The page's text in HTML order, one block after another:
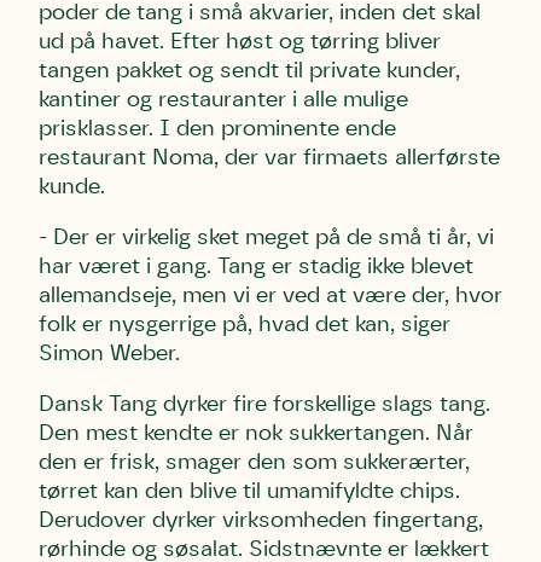
poder de tang i små akvarier, inden det skal
ud på havet. Efter høst og tørring bliver
tangen pakket og sendt til private kunder,
kantiner og restauranter i alle mulige
prisklasser. I den prominente ende
restaurant Noma, der var firmaets allerførste
kunde.
- Der er virkelig sket meget på de små ti år, vi
har været i gang. Tang er stadig ikke blevet
allemandseje, men vi er ved at være der, hvor
folk er nysgerrige på, hvad det kan, siger
Simon Weber.
Dansk Tang dyrker fire forskellige slags tang.
Den mest kendte er nok sukkertangen. Når
den er frisk, smager den som sukkerærter,
tørret kan den blive til umamifyldte chips.
Derudover dyrker virksomheden fingertang,
rørhinde og søsalat. Sidstnævnte er lækkert